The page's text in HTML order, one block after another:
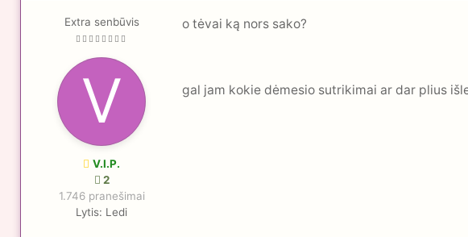
Extra senbūvis
V.I.P.
2
1.746 pranešimai
Lytis: Ledi
o tėvai ką nors sako?
gal jam kokie dėmesio sutrikimai ar dar plius